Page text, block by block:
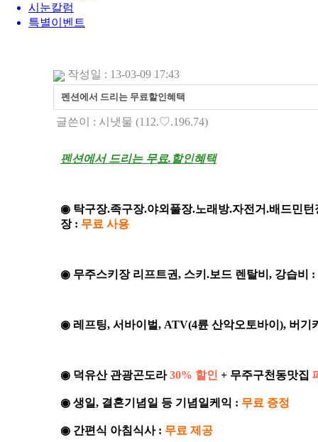
시눈칼럼
특별이벤트
작성일 : 13-03-09 17:43
펜션에서 드리는 무료할인혜택
글쓴이 : 시냇물 (112.♡.196.74)
펜션에서 드리는 무료.할인혜택
◉ 탁구장.족구장.야외풀장.노래방.자전거.배드민
장 : 무료 사용
◉ 무주스키장 리프트권, 스키.보드 렌탈비, 강습비 :
◉ 레프팅, 서바이벌, ATV(4륜 산악오토바이), 버기
◉ 덕유산 관광곤도라 30% 할인 + 무주구천동맛집
◉ 생일, 결혼기념일 등 기념일케익 : 무료 증정
◉ 간편식 아침식사 : 무료 제공